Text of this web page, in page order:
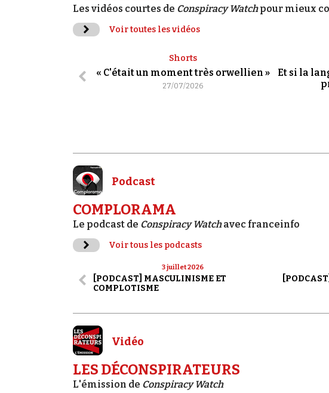
Les vidéos courtes de Conspiracy Watchpour mieux
Voir toutes les vidéos
Shorts
« C'était un moment très orwellien »
27/07/2026
Et si la
Podcast
COMPLORAMA
Le podcast de Conspiracy Watchavec franceinfo
Voir tous les podcasts
3 juillet 2026
[PODCAST] MASCULINISME ET
COMPLOTISME
Vidéo
LES DÉCONSPIRATEURS
L'émission de Conspiracy Watch